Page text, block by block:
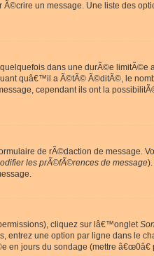
un message. Une liste des
dans une durÃ©e limitÃ©e
quâ€™il a Ã©tÃ© Ã©ditÃ©, le
cependant ils ont la
de rÃ©daction de message.
les prÃ©fÃ©rences de message
cliquez sur lâ€™onglet
entrez une option par ligne dans le
jours du sondage (mettre